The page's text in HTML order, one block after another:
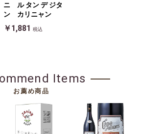
ニ ル タン デ ジタ
ン カリニャン
￥1,881 税込
Items
お薦め商品